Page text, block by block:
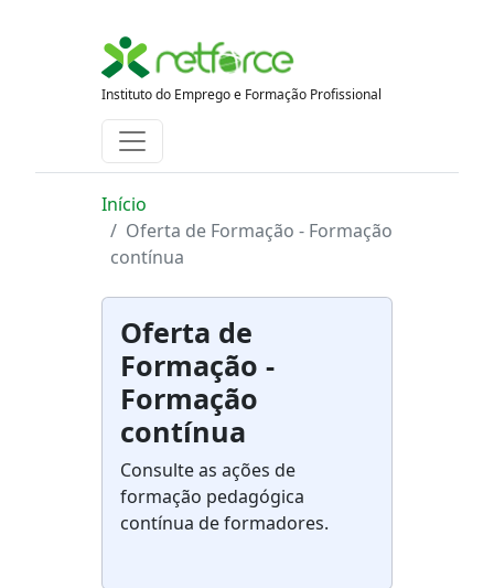
Instituto do Emprego e Formação Profissional
Início
Oferta de Formação - Formação
contínua
Oferta de
Formação -
Formação
contínua
Consulte as ações de
formação pedagógica
contínua de formadores.